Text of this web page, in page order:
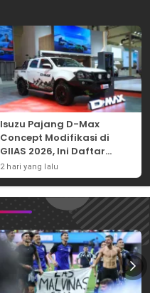
Isuzu Pajang D-Max
Concept Modifikasi di
GIIAS 2026, Ini Daftar
Ubahannya
2 hari yang lalu